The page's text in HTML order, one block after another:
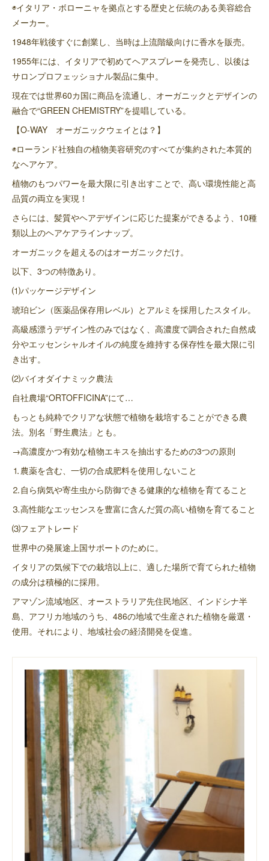
◉イタリア・ボローニャを拠点とする歴史と伝統のある美容総合
メーカー。
1948年戦後すぐに創業し、当時は上流階級向けに香水を販売。
1955年には、イタリアで初めてヘアスプレーを発売し、以後は
サロンプロフェッショナル製品に集中。
現在では世界60カ国に商品を流通し、オーガニックとデザインの
融合で“GREEN CHEMISTRY”を提唱している。
【O-WAY オーガニックウェイとは？】
◉ローランド社独自の植物美容研究のすべてが集約された本質的
なヘアケア。
植物のもつパワーを最大限に引き出すことで、高い環境性能と高
品質の両立を実現！
さらには、髪質やヘアデザインに応じた提案ができるよう、10種
類以上のヘアケアラインナップ。
オーガニックを超えるのはオーガニックだけ。
以下、3つの特徴あり。
⑴パッケージデザイン
琥珀ビン（医薬品保存用レベル）とアルミを採用したスタイル。
高級感漂うデザイン性のみではなく、高濃度で調合された自然成
分やエッセンシャルオイルの純度を維持する保存性を最大限に引
き出す。
⑵バイオダイナミック農法
自社農場“ORTOFFICINA”にて…
もっとも純粋でクリアな状態で植物を栽培することができる農
法。別名「野生農法」とも。
→高濃度かつ有効な植物エキスを抽出するための3つの原則
⒈農薬を含む、一切の合成肥料を使用しないこと
⒉自ら病気や寄生虫から防御できる健康的な植物を育てること
⒊高性能なエッセンスを豊富に含んだ質の高い植物を育てること
⑶フェアトレード
世界中の発展途上国サポートのために。
イタリアの気候下での栽培以上に、適した場所で育てられた植物
の成分は積極的に採用。
アマゾン流域地区、オーストラリア先住民地区、インドシナ半
島、アフリカ地域のうち、486の地域で生産された植物を厳選・
使用。それにより、地域社会の経済開発を促進。